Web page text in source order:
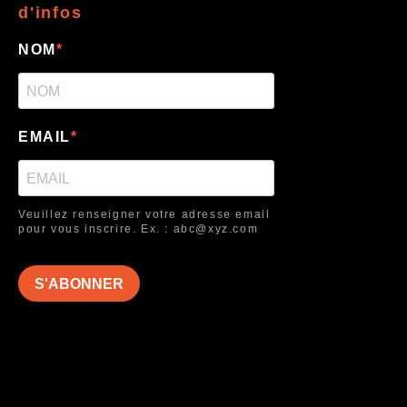
d'infos
NOM
EMAIL
Veuillez renseigner votre adresse email
pour vous inscrire. Ex. : abc@xyz.com
S'ABONNER